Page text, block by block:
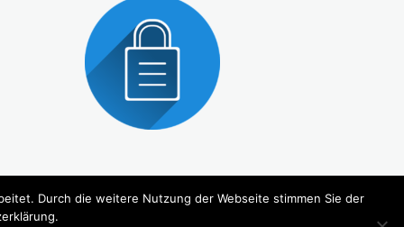
Durch die weitere Nutzung der Webseite stimmen Sie der